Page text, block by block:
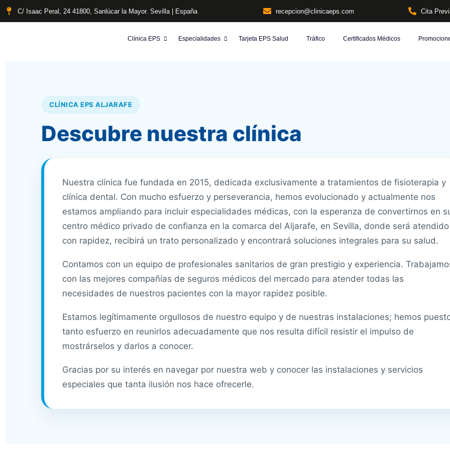
C/ Isaac Peral, 24 41800, Sanlúcar la Mayor. Sevilla | España recepcion@clinicaeps.com Cita
Clínica EPS Especialidades Tarjeta EPS Salud Tráfico Certificados Médicos
CLÍNICA EPS ALJARAFE
Descubre nuestra clínica
Nuestra clínica fue fundada en 2015, dedicada exclusivamente a tratamientos de fisioterapia y
clínica dental. Con mucho esfuerzo y perseverancia, hemos evolucionado y actualmente nos
estamos ampliando para incluir especialidades médicas, con la esperanza de convertirnos en
centro médico privado de confianza en la comarca del Aljarafe, en Sevilla, donde será atendido
con rapidez, recibirá un trato personalizado y encontrará soluciones integrales para su salud.
Contamos con un equipo de profesionales sanitarios de gran prestigio y experiencia.
con las mejores compañías de seguros médicos del mercado para atender todas las
necesidades de nuestros pacientes con la mayor rapidez posible.
Estamos legítimamente orgullosos de nuestro equipo y de nuestras instalaciones; hemos
tanto esfuerzo en reunirlos adecuadamente que nos resulta difícil resistir el impulso de
mostrárselos y darlos a conocer.
Gracias por su interés en navegar por nuestra web y conocer las instalaciones y servicios
especiales que tanta ilusión nos hace ofrecerle.